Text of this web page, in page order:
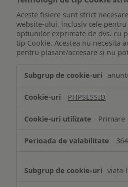
Aceste fisiere sunt strict
website-ului, inclusiv cele
optiunilor exprimate de dvs. cu
tip Cookie. Acestea nu necesita
pentru plasare/accesare si nu
de
Cookie
necesare
PHPSESSID
Primare
viata-